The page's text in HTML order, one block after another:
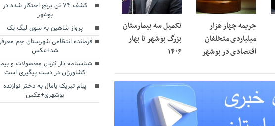
جریمه چهار هزار
میلیاردی متخلفان
اقتصادی در بوشهر
تکمیل سه بیمارستان
بزرگ بوشهر تا بهار
۱۴۰۶
کشف ۷۴ تن برنج احتکار شده در
بوشهر
پرواز شاهین به سوی لیگ یک
فرمانده انتظامی شهرستان جم
شد+عکس
شناسنامه دار کردن محصولات و
کشاورزان در دست پیگیری است
پیام تبریک یامال به دختر نوازنده
بوشهری+عکس